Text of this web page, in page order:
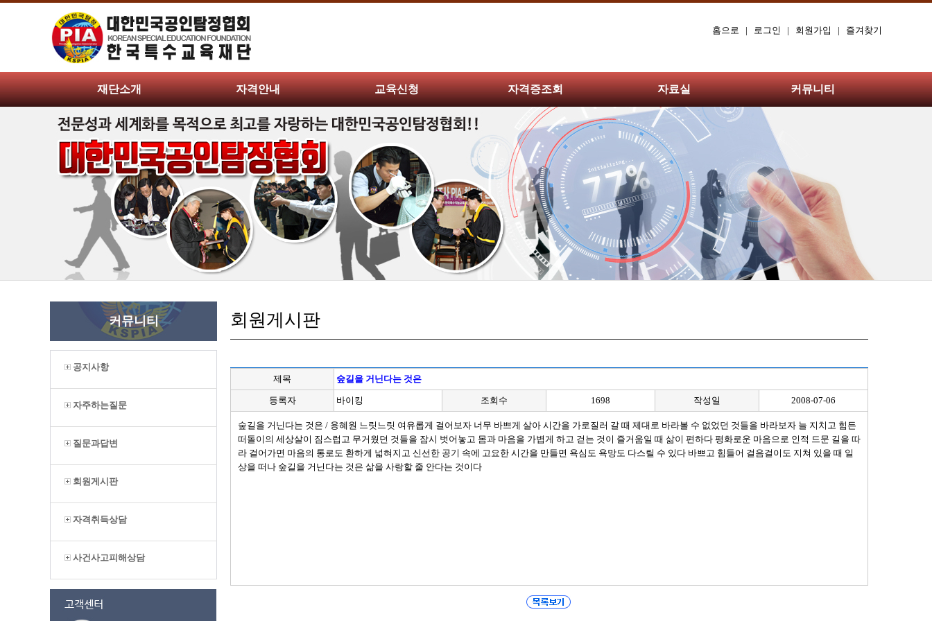
홈으로 | 로그인 | 회원가입 | 즐겨찾기
재단소개 자격안내 교육신청 자격증조회 자료실 커뮤니티
커뮤니티
공지사항
자주하는질문
질문과답변
회원게시판
자격취득상담
사건사고피해상담
회원게시판
제목 숲길을 거닌다는 것은
등록자 바이킹 조회수 1698 작성일 2008-07-06
숲길을 거닌다는 것은 / 용혜원 느릿느릿 여유롭게 걸어보자 너무 바쁘게 살아 시간을 가로질러 갈 때 제대로 바라볼 수 없었던 것들을 바라보자 늘 지치고 힘든
떠돌이의 세상살이 짐스럽고 무거웠던 것들을 잠시 벗어놓고 몸과 마음을 가볍게 하고 걷는 것이 즐거움일 때 삶이 편하다 평화로운 마음으로 인적 드문 길을 따
라 걸어가면 마음의 통로도 환하게 넓혀지고 신선한 공기 속에 고요한 시간을 만들면 욕심도 욕망도 다스릴 수 있다 바쁘고 힘들어 걸음걸이도 지쳐 있을 때 일
상을 떠나 숲길을 거닌다는 것은 삶을 사랑할 줄 안다는 것이다